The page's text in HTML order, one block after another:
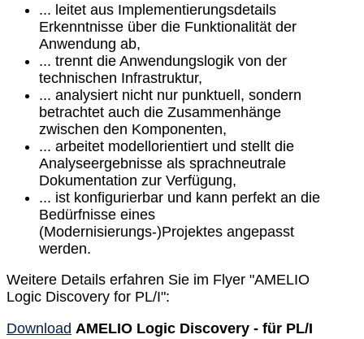
... leitet aus Implementierungsdetails
Erkenntnisse über die Funktionalität der
Anwendung ab,
... trennt die Anwendungslogik von der
technischen Infrastruktur,
... analysiert nicht nur punktuell, sondern
betrachtet auch die Zusammenhänge
zwischen den Komponenten,
... arbeitet modellorientiert und stellt die
Analyseergebnisse als sprachneutrale
Dokumentation zur Verfügung,
... ist konfigurierbar und kann perfekt an die
Bedürfnisse eines
(Modernisierungs-)Projektes angepasst
werden.
Weitere Details erfahren Sie im Flyer "AMELIO
Logic Discovery for PL/I":
Download AMELIO Logic Discovery - für PL/I